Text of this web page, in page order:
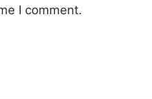
I comment.